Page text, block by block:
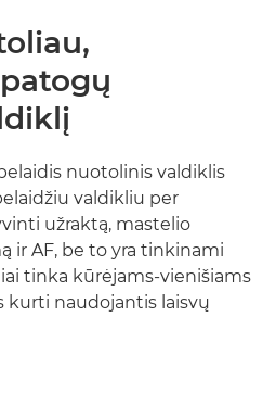
nuotolinis valdiklis
valdikliu per
užraktą, mastelio
ir AF, be to yra tinkinami
tinka kūrėjams-vienišiams
kurti naudojantis laisvų